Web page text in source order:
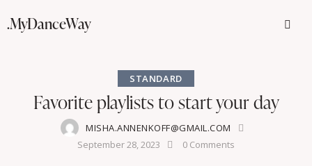
.MyDanceWay
STANDARD
Favorite playlists to start your day
MISHA.ANNENKOFF@GMAIL.COM
September 28, 2023
0 Comments